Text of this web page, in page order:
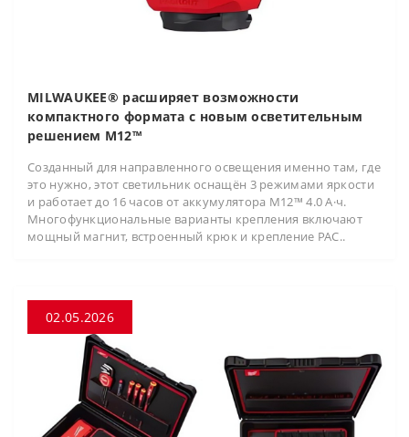
MILWAUKEE® расширяет возможности
компактного формата с новым осветительным
решением M12™
Созданный для направленного освещения именно там, где
это нужно, этот светильник оснащён 3 режимами яркости
и работает до 16 часов от аккумулятора M12™ 4.0 А·ч.
Многофункциональные варианты крепления включают
мощный магнит, встроенный крюк и крепление PAC..
02.05.2026